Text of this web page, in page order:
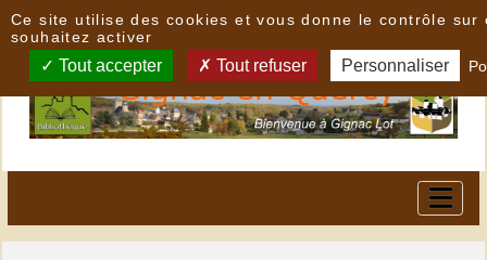
Ce site utilise des cookies et vous donne le contrôle sur
souhaitez activer
Tout accepter Tout refuser Personnaliser